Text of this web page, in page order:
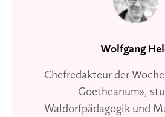
Wolfgang
Chefredakteur der
Goetheanum»,
Waldorfpädagogik und